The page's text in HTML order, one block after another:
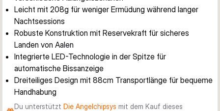
Leicht mit 208g für weniger Ermüdung während langer
Nachtsessions
Robuste Konstruktion mit Reservekraft für sicheres
Landen von Aalen
Integrierte LED-Technologie in der Spitze für
automatische Bissanzeige
Dreiteiliges Design mit 88cm Transportlänge für bequeme
Handhabung
Du unterstützt Die Angelchipsys mit dem Kauf dieses